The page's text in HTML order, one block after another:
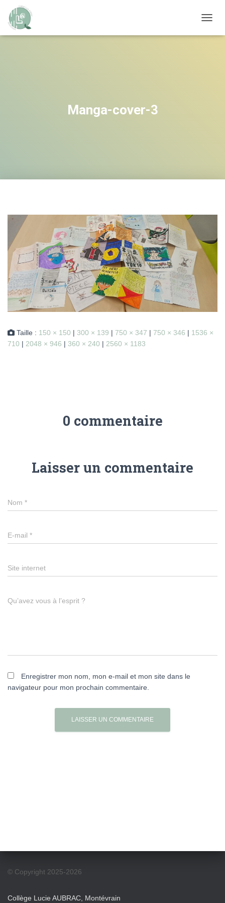
Manga-cover-3
Taille : 150 × 150 | 300 × 139 | 750 × 347 | 750 × 346 | 1536 ×
710 | 2048 × 946 | 360 × 240 | 2560 × 1183
0 commentaire
Laisser un commentaire
Nom *
E-mail *
Site internet
Qu’avez vous à l’esprit ?
Enregistrer mon nom, mon e-mail et mon site dans le
navigateur pour mon prochain commentaire.
© Copyright 2025-2026
Collège Lucie AUBRAC, Montévrain